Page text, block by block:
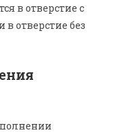
в отверстие с
в отверстие без